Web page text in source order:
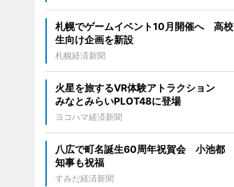
札幌でゲームイベント10月開催へ 高校
生向け企画を新設
札幌経済新聞
火星を旅するVR体験アトラクション
みなとみらいPLOT48に登場
ヨコハマ経済新聞
八広で町名誕生60周年祝賀会 小池都
知事も祝福
すみだ経済新聞